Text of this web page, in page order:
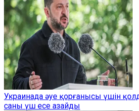
Украинада әуе қорғанысы үшін
саны үш есе азайды